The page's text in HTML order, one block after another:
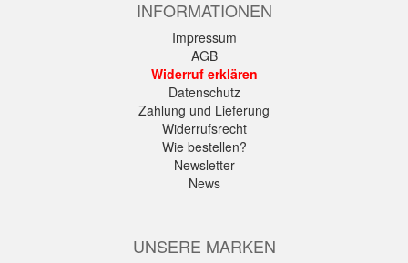
INFORMATIONEN
Impressum
AGB
Widerruf erklären
Datenschutz
Zahlung und Lieferung
Widerrufsrecht
Wie bestellen?
Newsletter
News
UNSERE MARKEN